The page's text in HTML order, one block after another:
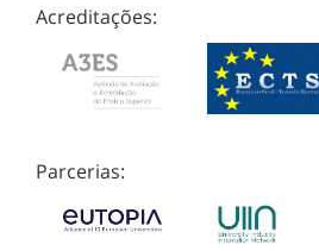
Acreditações:
Parcerias: